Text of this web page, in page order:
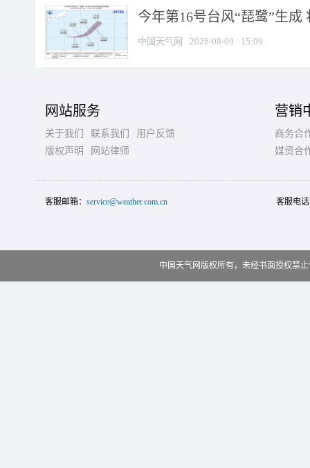
今年第16号台风“琵鹭”生
中国天气网 2026-08-09 15:09
网站服务
关于我们 联系我们
用户反馈
版权声明
网站律师
营销
商务合
媒资合
客服邮箱： service@weather.com.cn 客服电
中国天气网版权所有，未经书面授权